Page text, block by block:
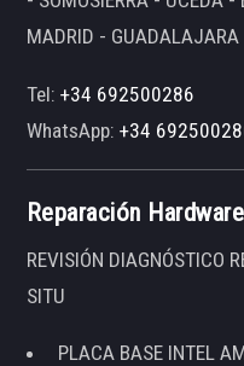
MADRID - GUADALAJARA
Tel:+34 692500286
WhatsApp:+34
Reparación
REVISIÓN DIAGNÓSTICO
SITU
PLACA BASE INTEL